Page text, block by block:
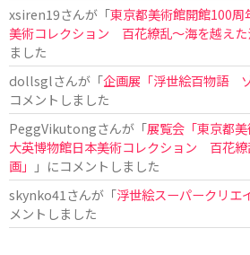
xsiren19さんが「東京都美術館開館100
美術コレクション 百花繚乱～海を越えた
ました
dollsglさんが「企画展「浮世絵百物語
コメントしました
PeggVikutongさんが「展覧会「東京都
大英博物館日本美術コレクション 百花
画」
」にコメントしました
skynko41 さんが「浮世絵スーパークリエ
メントしました